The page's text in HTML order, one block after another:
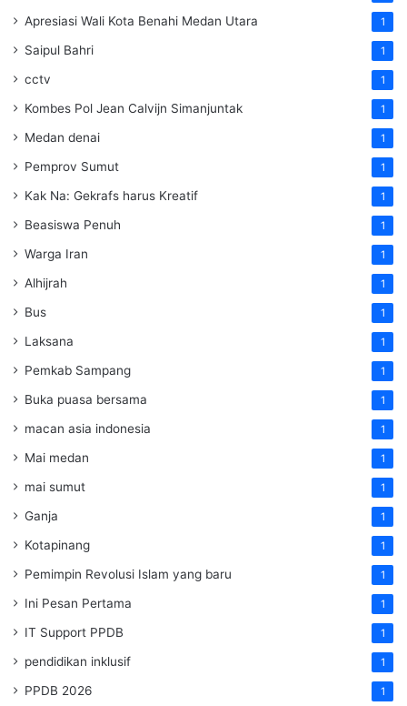
Apresiasi Wali Kota Benahi Medan Utara 1
Saipul Bahri 1
cctv 1
Kombes Pol Jean Calvijn Simanjuntak 1
Medan denai 1
Pemprov Sumut 1
Kak Na: Gekrafs harus Kreatif 1
Beasiswa Penuh 1
Warga Iran 1
Alhijrah 1
Bus 1
Laksana 1
Pemkab Sampang 1
Buka puasa bersama 1
macan asia indonesia 1
Mai medan 1
mai sumut 1
Ganja 1
Kotapinang 1
Pemimpin Revolusi Islam yang baru 1
Ini Pesan Pertama 1
IT Support PPDB 1
pendidikan inklusif 1
PPDB 2026 1